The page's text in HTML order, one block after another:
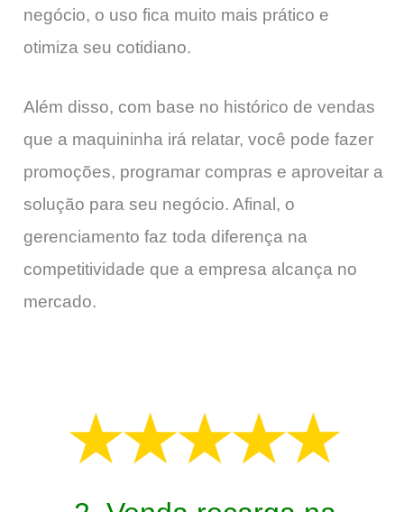
negócio, o uso fica muito mais prático e
otimiza seu cotidiano.
Além disso, com base no histórico de vendas
que a maquininha irá relatar, você pode fazer
promoções, programar compras e aproveitar a
solução para seu negócio. Afinal, o
gerenciamento faz toda diferença na
competitividade que a empresa alcança no
mercado.